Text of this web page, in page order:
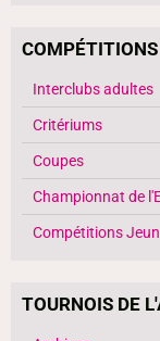
COMPÉTITIONS
Interclubs adultes
Critériums
Coupes
Championnat de
Compétitions
TOURNOIS DE